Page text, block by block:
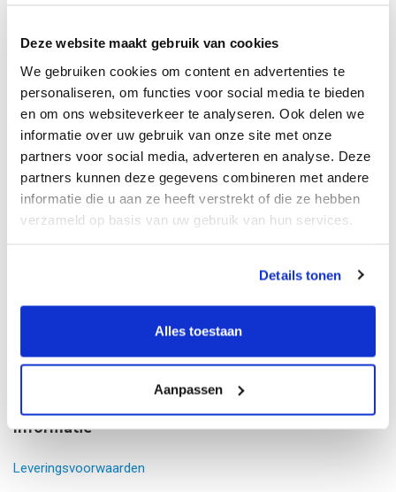
Deze website maakt gebruik van cookies
We gebruiken cookies om content en advertenties te
personaliseren, om functies voor social media te bieden
en om ons websiteverkeer te analyseren. Ook delen we
informatie over uw gebruik van onze site met onze
partners voor social media, adverteren en analyse. Deze
partners kunnen deze gegevens combineren met andere
informatie die u aan ze heeft verstrekt of die ze hebben
verzameld op basis van uw gebruik van hun services.
Details tonen
Alles toestaan
Aanpassen
7772 BJ Hardenberg
+31 (0)85 - 0471014
Volg ons ook via socialmedia
Onze systemen
Projecten
Informatie
Leveringsvoorwaarden